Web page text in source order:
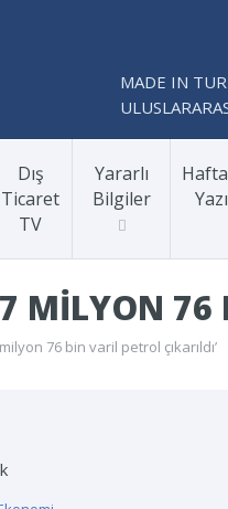
MADE IN
Dış
Ticaret
TV
Yararlı
Bilgiler
MILYON 76
76 bin varil petrol çıkarıldı’